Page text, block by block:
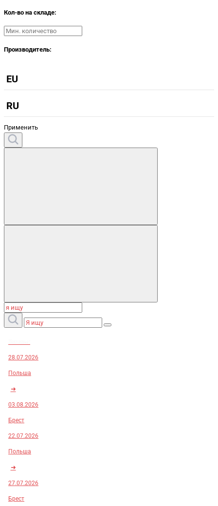
Кол-во на складе:
Производитель:
EU
RU
Применить
28.07.2026
Польша
➜
03.08.2026
Брест
22.07.2026
Польша
➜
27.07.2026
Брест